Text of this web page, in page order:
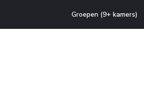
Groepen (9+ kamers)